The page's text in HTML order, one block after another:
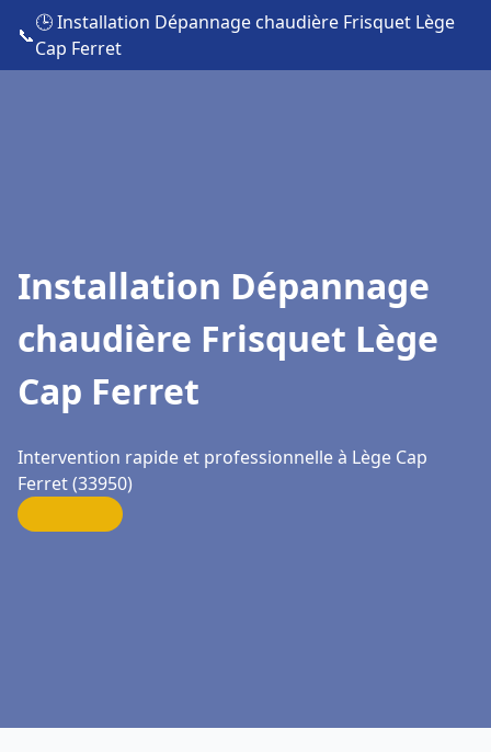
📞
🕒 Installation Dépannage chaudière Frisquet Lège
Cap Ferret
Installation Dépannage
chaudière Frisquet Lège
Cap Ferret
Intervention rapide et professionnelle à Lège Cap
Ferret (33950)